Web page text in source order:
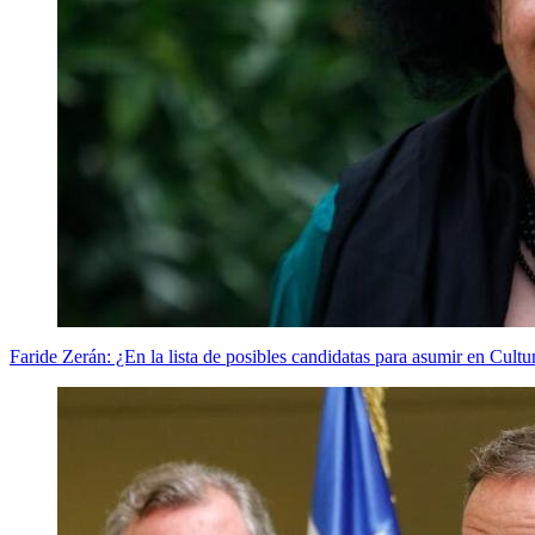
Faride Zerán: ¿En la lista de posibles candidatas para asumir en